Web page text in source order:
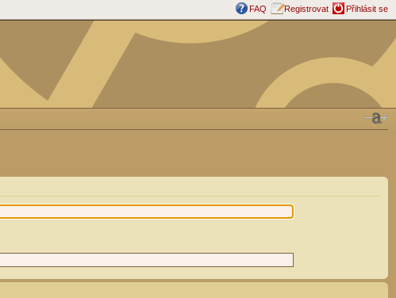
FAQ Registrovat Přihlásit se